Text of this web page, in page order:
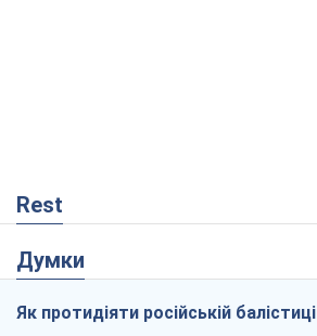
Rest
Думки
Як протидіяти російській балістиці